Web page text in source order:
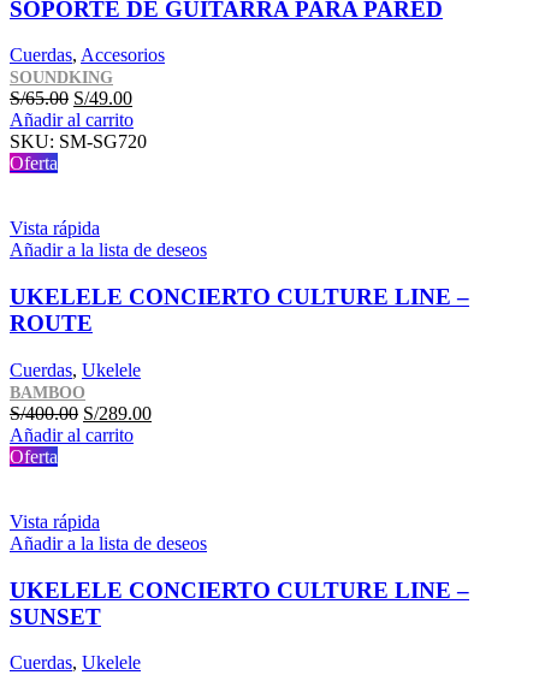
SOPORTE DE GUITARRA PARA PARED
Cuerdas, Accesorios
SOUNDKING
S/65.00 El
precio
original
S/49.00El
precio
actual
Añadir al carrito
SKU: SM-SG720
Oferta
Vista rápida
Añadir a la lista de deseos
UKELELE CONCIERTO CULTURE LINE –
ROUTE
Cuerdas, Ukelele
BAMBOO
S/400.00 El
precio
S/289.00El
Añadir al carrito
Oferta
Vista rápida
Añadir a la lista de deseos
UKELELE CONCIERTO CULTURE LINE –
SUNSET
Cuerdas, Ukelele